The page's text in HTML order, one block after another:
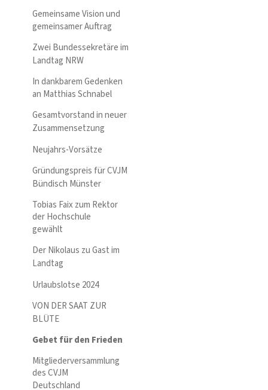
Gemeinsame Vision und
gemeinsamer Auftrag
Zwei Bundessekretäre im
Landtag NRW
In dankbarem Gedenken
an Matthias Schnabel
Gesamtvorstand in neuer
Zusammensetzung
Neujahrs-Vorsätze
Gründungspreis für CVJM
Bündisch Münster
Tobias Faix zum Rektor
der Hochschule
gewählt
Der Nikolaus zu Gast im
Landtag
Urlaubslotse 2024
VON DER SAAT ZUR
BLÜTE
Gebet für den Frieden
Mitgliederversammlung
des CVJM
Deutschland